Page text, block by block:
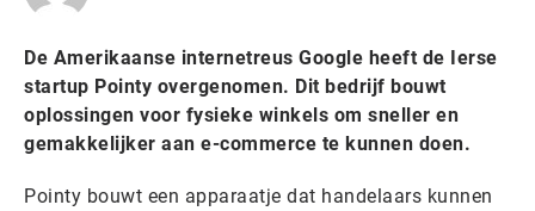
De Amerikaanse internetreus Google heeft de Ierse
startup Pointy overgenomen. Dit bedrijf bouwt
oplossingen voor fysieke winkels om sneller en
gemakkelijker aan e-commerce te kunnen doen.
Pointy bouwt een apparaatje dat handelaars kunnen